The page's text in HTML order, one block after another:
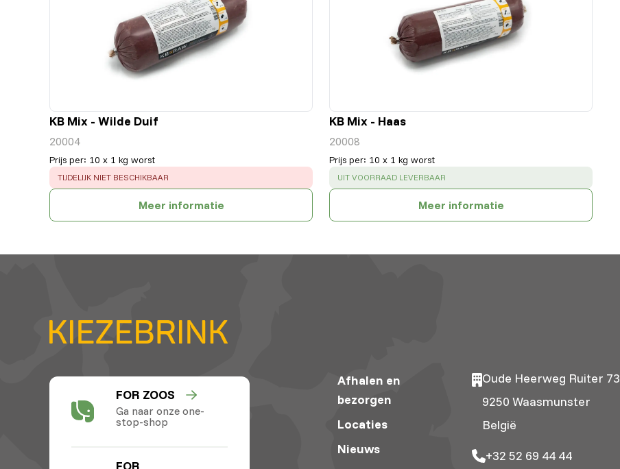
KB Mix - Wilde Duif
20004
Prijs per: 10 x 1 kg worst
ERROR :
TIJDELIJK NIET BESCHIKBAAR
Meer informatie
KB Mix - Haas
20008
Prijs per: 10 x 1 kg worst
SUCCESS:
UIT VOORRAAD LEVERBAAR
Meer informatie
FOR ZOOS
Ga naar onze one-
stop-shop
Afhalen en
bezorgen
Locaties
Nieuws
Oude Heerweg Ruiter 73
9250 Waasmunster
België
+32 52 69 44 44